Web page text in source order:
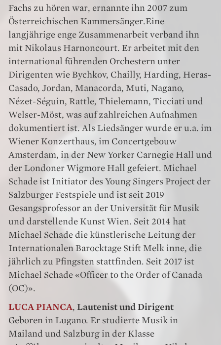
Fachs zu hören war, ernannte ihn 2007 zum
Österreichischen Kammersänger.Eine
langjährige enge Zusammenarbeit verband ihn
mit Nikolaus Harnoncourt. Er arbeitet mit den
international führenden Orchestern unter
Dirigenten wie Bychkov, Chailly, Harding, Heras-
Casado, Jordan, Manacorda, Muti, Nagano,
Nézet-Séguin, Rattle, Thielemann, Ticciati und
Welser-Möst, was auf zahlreichen Aufnahmen
dokumentiert ist. Als Liedsänger wurde er u.a. im
Wiener Konzerthaus, im Concertgebouw
Amsterdam, in der New Yorker Carnegie Hall und
der Londoner Wigmore Hall gefeiert. Michael
Schade ist Initiator des Young Singers Project der
Salzburger Festspiele und ist seit 2019
Gesangsprofessor an der Universität für Musik
und darstellende Kunst Wien. Seit 2014 hat
Michael Schade die künstlerische Leitung der
Internationalen Barocktage Stift Melk inne, die
jährlich zu Pfingsten stattfinden. Seit 2017 ist
Michael Schade «Officer to the Order of Canada
(OC)».
LUCA PIANCA, Lautenist und Dirigent
Geboren in Lugano. Er studierte Musik in
Mailand und Salzburg in der Klasse